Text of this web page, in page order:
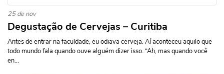
25 de nov
Degustação de Cervejas – Curitiba
Antes de entrar na faculdade, eu odiava cerveja. Aí aconteceu aquilo que
todo mundo fala quando ouve alguém dizer isso. “Ah, mas quando você
en...